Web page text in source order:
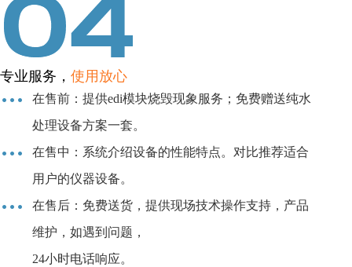
专业服务， 使用放心
在售前：提供edi模块烧毁现象服务；免费赠送纯水
处理设备方案一套。
在售中：系统介绍设备的性能特点。对比推荐适合
用户的仪器设备。
在售后：免费送货，提供现场技术操作支持，产品
维护，如遇到问题，
24小时电话响应。